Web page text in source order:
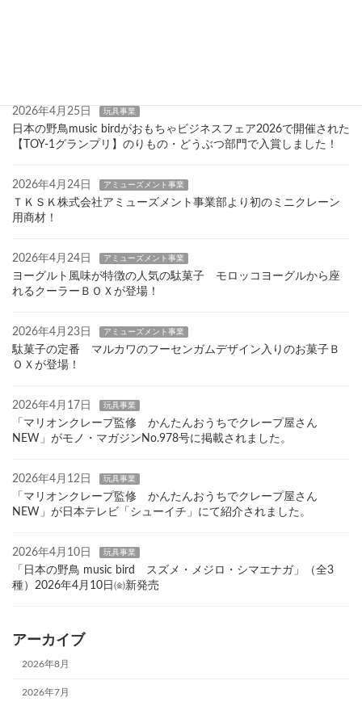
2026年4月25日 玩具事業
日本の野鳥music birdがおもちゃビジネスフェア2026で開催された
【TOY-1グランプリ】のりもの・どうぶつ部門で入賞しました！
2026年4月24日 アミューズメント事業
ＴＫＳＫ株式会社アミューズメント事業部より初のミニクレーン
用商材！
2026年4月24日 アミューズメント事業
ヨーグルト風味が特徴の人気の駄菓子 モロッコヨーグルから座
れるクーラーＢＯＸが登場！
2026年4月23日 アミューズメント事業
駄菓子の定番 マルカワのフーセンガムデザイン入りのお菓子Ｂ
ＯＸが登場！
2026年4月17日 玩具事業
「マリオンクレープ監修 かんたんおうちでクレープ屋さん
NEW」がモノ・マガジンNo.978号に掲載されました。
2026年4月12日 玩具事業
「マリオンクレープ監修 かんたんおうちでクレープ屋さん
NEW」が日本テレビ「シューイチ」にて紹介されました。
2026年4月10日 玩具事業
「日本の野鳥 music bird スズメ・メジロ・シマエナガ」（全3
種）2026年4月10日㈮新発売
アーカイブ
2026年8月
2026年7月